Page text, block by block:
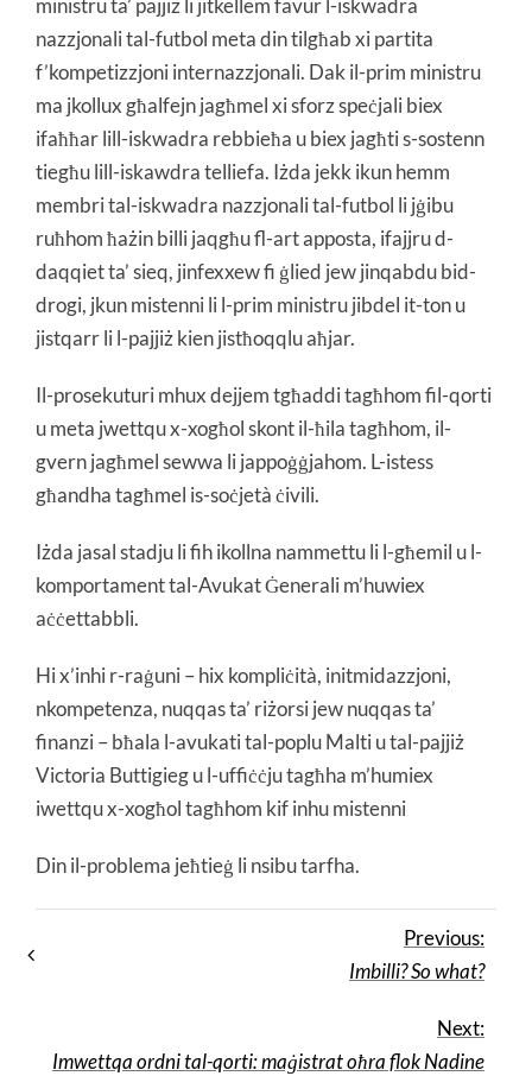
nazzjonali tal-futbol meta din tilgħab xi partita
f’kompetizzjoni internazzjonali. Dak il-prim ministru
ma jkollux għalfejn jagħmel xi sforz speċjali biex
ifaħħar lill-iskwadra rebbieħa u biex jagħti s-sostenn
tiegħu lill-iskawdra telliefa. Iżda jekk ikun hemm
membri tal-iskwadra nazzjonali tal-futbol li jġibu
ruħhom ħażin billi jaqgħu fl-art apposta, ifajjru d-
daqqiet ta’ sieq, jinfexxew fi ġlied jew jinqabdu bid-
drogi, jkun mistenni li l-prim ministru jibdel it-ton u
jistqarr li l-pajjiż kien jistħoqqlu aħjar.
Il-prosekuturi mhux dejjem tgħaddi tagħhom fil-qorti
u meta jwettqu x-xogħol skont il-ħila tagħhom, il-
gvern jagħmel sewwa li jappoġġjahom. L-istess
għandha tagħmel is-soċjetà ċivili.
Iżda jasal stadju li fih ikollna nammettu li l-għemil u l-
komportament tal-Avukat Ġenerali m’huwiex
aċċettabbli.
Hi x’inhi r-raġuni – hix kompliċità, initmidazzjoni,
nkompetenza, nuqqas ta’ riżorsi jew nuqqas ta’
finanzi – bħala l-avukati tal-poplu Malti u tal-pajjiż
Victoria Buttigieg u l-uffiċċju tagħha m’humiex
iwettqu x-xogħol tagħhom kif inhu mistenni
Din il-problema jeħtieġ li nsibu tarfha.
Previous:
Imbilli? So what?
Next:
Imwettqa ordni tal-qorti: maġistrat oħra flok Nadine